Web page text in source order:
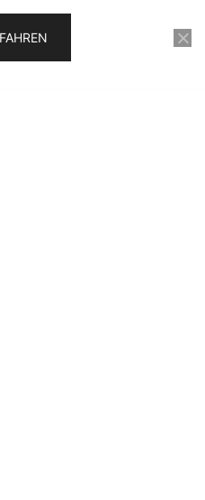
FÜR 0€